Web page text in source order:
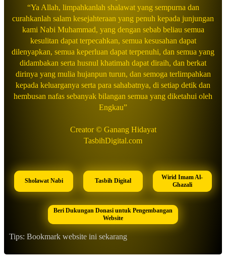
“Ya Allah, limpahkanlah shalawat yang sempurna dan
curahkanlah salam kesejahteraan yang penuh kepada junjungan
kami Nabi Muhammad, yang dengan sebab beliau semua
kesulitan dapat terpecahkan, semua kesusahan dapat
dilenyapkan, semua keperluan dapat terpenuhi, dan semua yang
didambakan serta husnul khatimah dapat diraih, dan berkat
dirinya yang mulia hujanpun turun, dan semoga terlimpahkan
kepada keluarganya serta para sahabatnya, di setiap detik dan
hembusan nafas sebanyak bilangan semua yang diketahui oleh
Engkau”
Creator © Ganang Hidayat
TasbihDigital.com
Sholawat Nabi Tasbih Digital
Wirid Imam Al-
Ghazali
Beri Dukungan Donasi untuk Pengembangan
Website
Tips: Bookmark website ini sekarang